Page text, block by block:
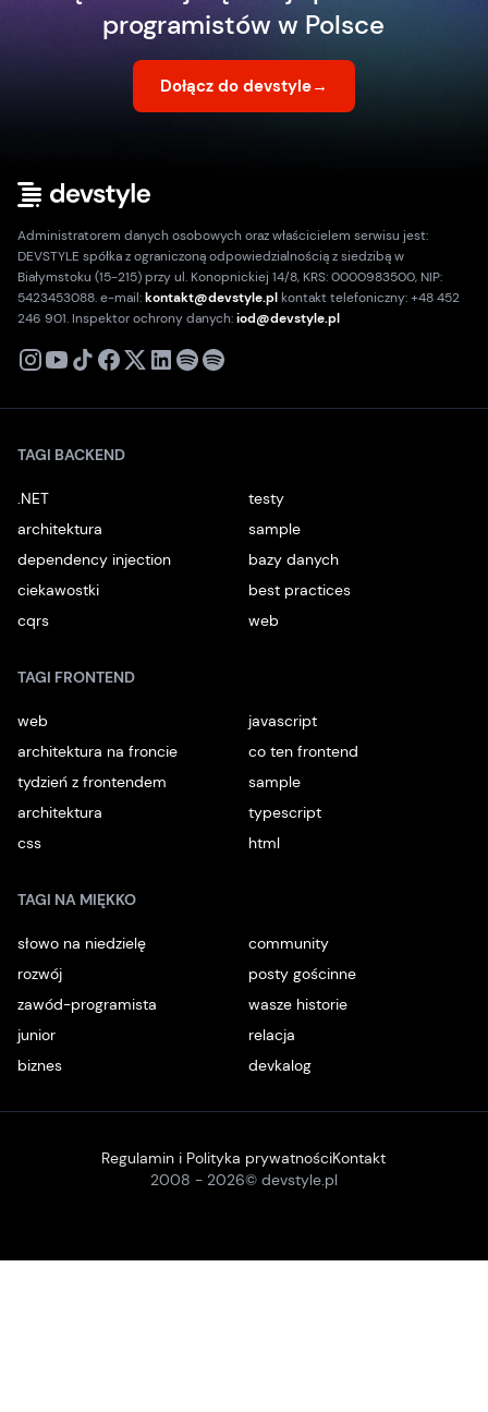
programistów w Polsce
Dołącz do devstyle→
Administratorem danych osobowych oraz właścicielem serwisu jest:
DEVSTYLE spółka z ograniczoną odpowiedzialnością z siedzibą w
Białymstoku (15-215) przy ul. Konopnickiej 14/8, KRS: 0000983500, NIP:
5423453088. e-mail:kontakt@devstyle.plkontakt telefoniczny: +48 452
246 901. Inspektor ochrony danych:iod@devstyle.pl
X
TAGI BACKEND
.NET
testy
architektura
sample
dependency injection
bazy danych
ciekawostki
best practices
cqrs
web
TAGI FRONTEND
web
javascript
architektura na froncie
co ten frontend
tydzień z frontendem
sample
architektura
typescript
css
html
TAGI NA MIĘKKO
słowo na niedzielę
community
rozwój
posty gościnne
zawód-programista
wasze historie
junior
relacja
biznes
devkalog
2008 - 2026© devstyle.pl
Regulamin i Polityka prywatnościKontakt